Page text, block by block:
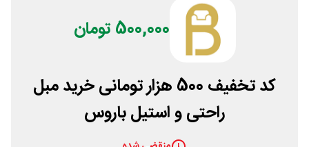
500,000 تومان
کد تخفیف 500 هزار تومانی خرید مبل
راحتی و استیل باروس